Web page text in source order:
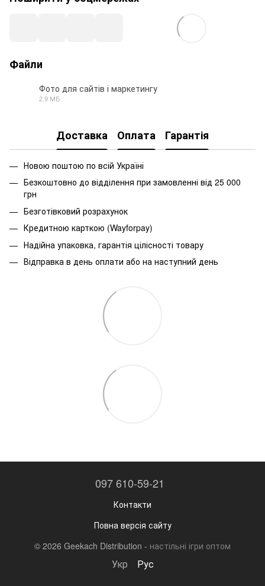
Файли
Фото для сайтів і маркетингу
2.9 МБ
Доставка Оплата Гарантія
Новою поштою по всій Україні
Безкоштовно до відділення при замовленні від 25 000
грн
Безготівковий розрахунок
Кредитною карткою (Wayforpay)
Надійна упаковка, гарантія цілісності товару
Відправка в день оплати або на наступний день
097 610-59-21
Контакти
Повна версія сайту
© 2026 Geekach Distribution - настільні ігри оптом
Укр Рус